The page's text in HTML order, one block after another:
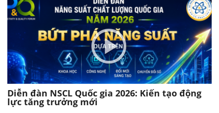
Diễn đàn NSCL Quốc gia 2026: Kiến tạo động
lực tăng trưởng mới